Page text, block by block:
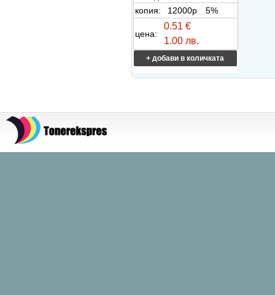
копия:
12000p 5%
цена:
0.51 €
1.00 лв.
+ добави в количката